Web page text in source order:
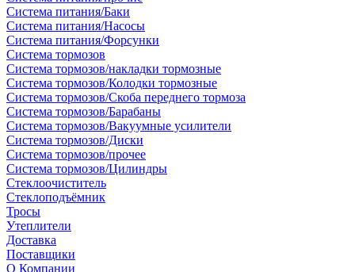
Система питания/Баки
Система питания/Насосы
Система питания/Форсунки
Система тормозов
Система тормозов/накладки тормозные
Система тормозов/Колодки тормозные
Система тормозов/Скоба переднего тормоза
Система тормозов/Барабаны
Система тормозов/Вакуумные усилители
Система тормозов/Диски
Система тормозов/прочее
Система тормозов/Цилиндры
Стеклоочиститель
Стеклоподъёмник
Тросы
Утеплители
Доставка
Поставщики
О Компании